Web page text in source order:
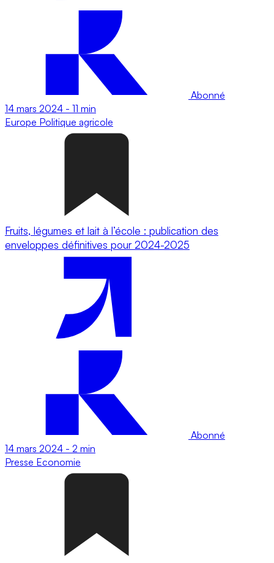
Abonné
14 mars 2024 - 11 min
Europe Politique agricole
Fruits, légumes et lait à l’école : publication des
enveloppes définitives pour 2024-2025
Abonné
14 mars 2024 - 2 min
Presse Economie